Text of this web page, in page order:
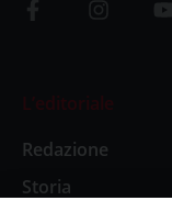
L’editoriale
Redazione
Storia